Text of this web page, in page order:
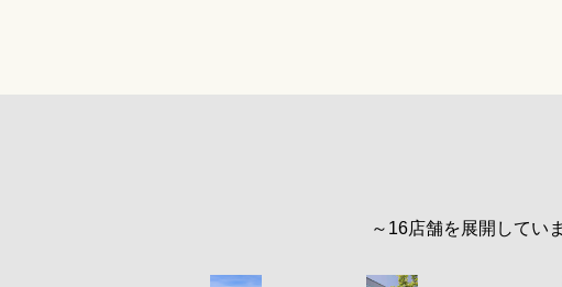
～16店舗を展開してい